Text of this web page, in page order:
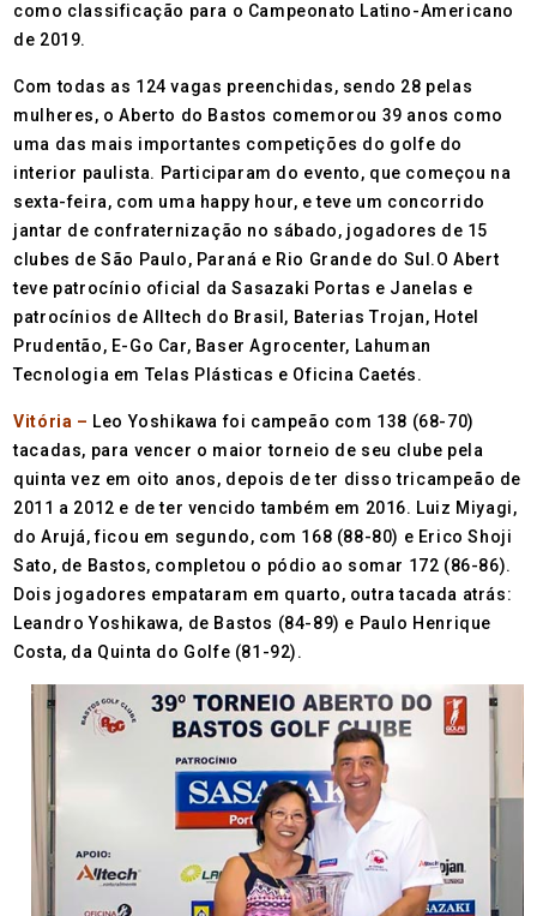
como classificação para o Campeonato Latino-Americano
de 2019.
Com todas as 124 vagas preenchidas, sendo 28 pelas
mulheres, o Aberto do Bastos comemorou 39 anos como
uma das mais importantes competições do golfe do
interior paulista. Participaram do evento, que começou na
sexta-feira, com uma happy hour, e teve um concorrido
jantar de confraternização no sábado, jogadores de 15
clubes de São Paulo, Paraná e Rio Grande do Sul.O Abert
teve patrocínio oficial da Sasazaki Portas e Janelas e
patrocínios de Alltech do Brasil, Baterias Trojan, Hotel
Prudentão, E-Go Car, Baser Agrocenter, Lahuman
Tecnologia em Telas Plásticas e Oficina Caetés.
Vitória – Leo Yoshikawa foi campeão com 138 (68-70)
tacadas, para vencer o maior torneio de seu clube pela
quinta vez em oito anos, depois de ter disso tricampeão de
2011 a 2012 e de ter vencido também em 2016. Luiz Miyagi,
do Arujá, ficou em segundo, com 168 (88-80) e Erico Shoji
Sato, de Bastos, completou o pódio ao somar 172 (86-86).
Dois jogadores empataram em quarto, outra tacada atrás:
Leandro Yoshikawa, de Bastos (84-89) e Paulo Henrique
Costa, da Quinta do Golfe (81-92).